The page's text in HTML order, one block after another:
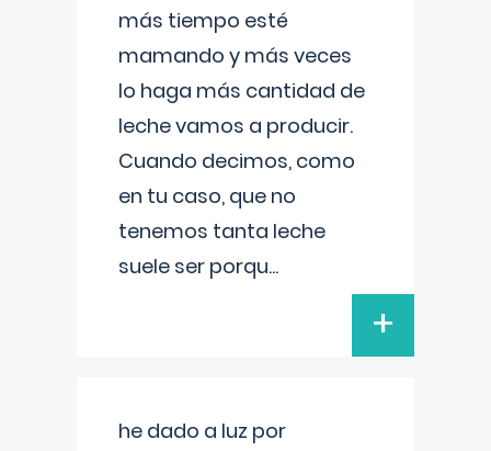
más tiempo esté
mamando y más veces
lo haga más cantidad de
leche vamos a producir.
Cuando decimos, como
en tu caso, que no
tenemos tanta leche
suele ser porqu...
+
he dado a luz por